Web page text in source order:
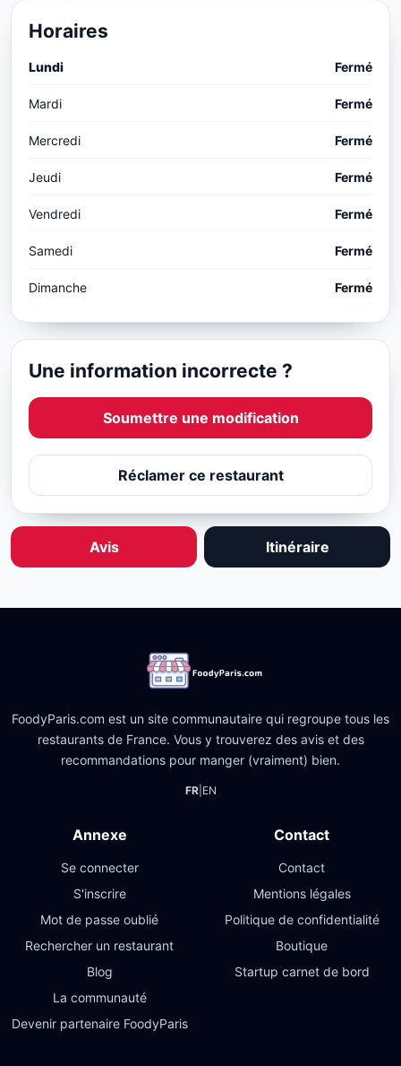
Horaires
Lundi Fermé
Mardi Fermé
Mercredi Fermé
Jeudi Fermé
Vendredi Fermé
Samedi Fermé
Dimanche Fermé
Une information incorrecte ?
Soumettre une modification
Réclamer ce restaurant
Avis Itinéraire
FoodyParis.com est un site communautaire qui regroupe tous les
restaurants de France. Vous y trouverez des avis et des
recommandations pour manger (vraiment) bien.
FR| EN
Annexe
Se connecter
S'inscrire
Mot de passe oublié
Rechercher un restaurant
Blog
La communauté
Devenir partenaire FoodyParis
Contact
Contact
Mentions légales
Politique de confidentialité
Boutique
Startup carnet de bord